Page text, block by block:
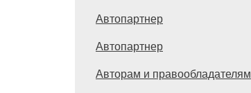
Автопартнер
Автопартнер
Авторам и правообладателям